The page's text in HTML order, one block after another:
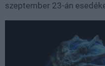
szeptember 23-án